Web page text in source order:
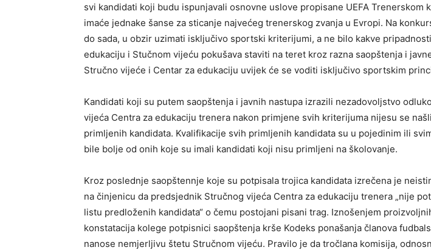
svi kandidati koji budu ispunjavali osnovne uslove propisane UEFA Trenerskom
imaće jednake šanse za sticanje najvećeg trenerskog zvanja u Evropi. Na
do sada, u obzir uzimati isključivo sportski kriterijumi, a ne bilo kakve
edukaciju i Stučnom vijeću pokušava staviti na teret kroz razna saopštenja i
Stručno vijeće i Centar za edukaciju uvijek će se voditi isključivo sportskim
Kandidati koji su putem saopštenja i javnih nastupa izrazili nezadovoljstvo
vijeća Centra za edukaciju trenera nakon primjene svih kriterijuma nijesu se
primljenih kandidata. Kvalifikacije svih primljenih kandidata su u pojedinim ili
bile bolje od onih koje su imali kandidati koji nisu primljeni na školovanje.
Kroz poslednje saopštennje koje su potpisala trojica kandidata izrečena je
na činjenicu da predsjednik Stručnog vijeća Centra za edukaciju trenera „nije
listu predloženih kandidata“ o čemu postojani pisani trag. Iznošenjem
konstatacija kolege potpisnici saopštenja krše Kodeks ponašanja članova
nanose nemjerljivu štetu Stručnom vijeću. Pravilo je da tročlana komisija,